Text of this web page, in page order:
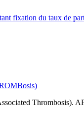
fixation du taux de
Thrombosis).